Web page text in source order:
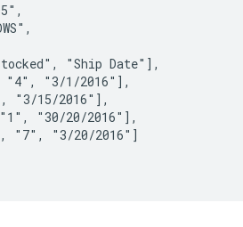
"Ship Date"],
"3/1/2016"],
"3/15/2016"],
"30/20/2016"],
"7", "3/20/2016"]